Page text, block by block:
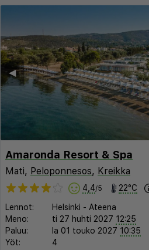
◀︎
Amaronda Resort & Spa
Mati, Peloponnesos, Kreikka
4,4/5 22°C
Lennot: Helsinki - Ateena
Meno:
ti 27 huhti 2027 12:25
Paluu:
la 01 touko 2027 10:35
Yöt:
4